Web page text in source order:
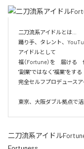
二刀流系アイドルとは…
踊り手、タレント、
アイドルとして
福（Fortune）を　届ける　
"副業"ではなく"福業"をする
完全セルフプロデュースア
東京、大阪ダブル拠点で活
二刀流系アイドル